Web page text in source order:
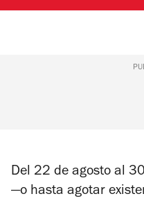
Del 22 de agosto al
—o hasta agotar